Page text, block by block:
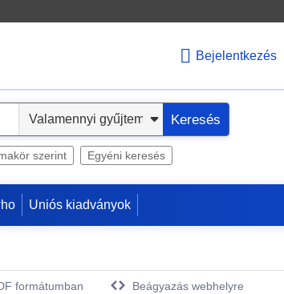
Bejelentkezés
Keresés
szerint Egyéni keresés
Uniós kiadványok
formátumban
Beágyazás webhelyre